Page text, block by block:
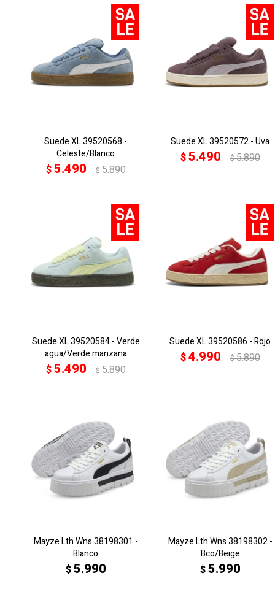
Suede XL 39520568 -
Celeste/Blanco
$5.490 $5.890
Suede XL 39520572 - Uva
$5.490 $5.890
Suede XL 39520584 - Verde
agua/Verde manzana
$5.490 $5.890
Suede XL 39520586 - Rojo
$4.990 $5.890
Mayze Lth Wns 38198301 -
Blanco
$5.990
Mayze Lth Wns 38198302 -
Bco/Beige
$5.990